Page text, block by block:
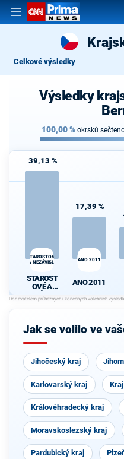
Celkové výsledky
Výsledky
100,00% okrsků
39,13 %
STAROSTOVÉ
A NEZÁVISLÍ
STAROST
OVÉ A
NEZÁVISL
Í
17,39 %
ANO 2011
ANO 2011
Jak se volilo ve
Jihočeský kraj
Karlovarský kraj
Královéhradecký kraj
Moravskoslezský kraj
Pardubický kraj